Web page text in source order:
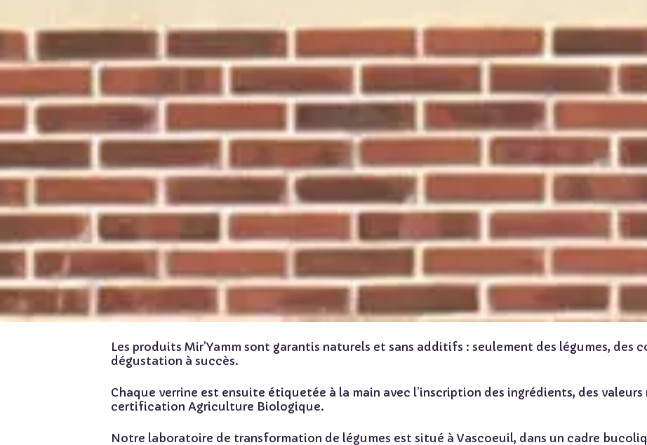
Les produits Mir’Yamm sont garantis naturels et sans additifs : seulement des légumes, des
dégustation à succès.
Chaque verrine est ensuite étiquetée à la main avec l’inscription des ingrédients, des
certification Agriculture Biologique.
Notre laboratoire de transformation de légumes est situé à Vascoeuil, dans un cadre